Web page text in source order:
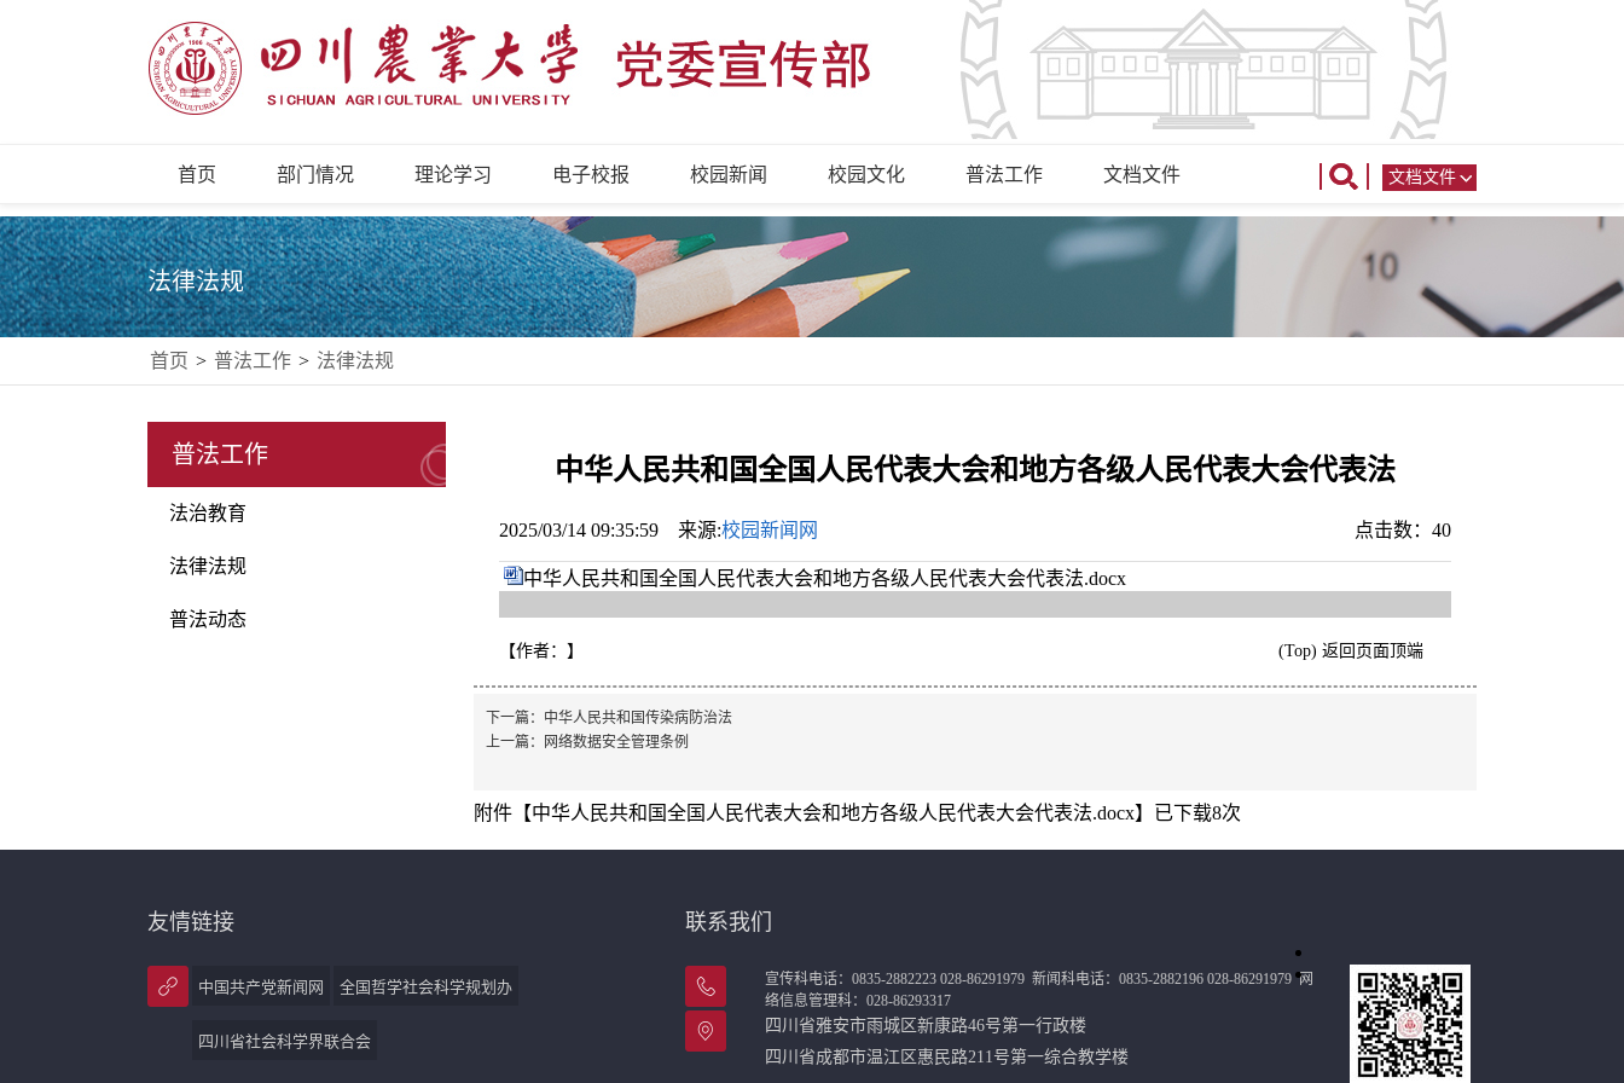
首页 部门情况 理论学习 电子校报 校园新闻 校园文化 普法工作 文档文件 文档文件
法律法规
首页 > 普法工作 > 法律法规
普法工作
法治教育
法律法规
普法动态
中华人民共和国全国人民代表大会和地方各级人民代表大会代表法
点击数：40
2025/03/14 09:35:59 来源:校园新闻网
中华人民共和国全国人民代表大会和地方各级人民代表大会代表法.docx
【作者： 】 (Top) 返回页面顶端
下一篇： 中华人民共和国传染病防治法
上一篇：
网络数据安全管理条例
附件【中华人民共和国全国人民代表大会和地方各级人民代表大会代表法.docx】已下载8次
友情链接
中国共产党新闻网 全国哲学社会科学规划办
四川省社会科学界联合会
联系我们
宣传科电话：0835-2882223 028-86291979 新闻科电话：0835-2882196 028-86291979网
络信息管理科：028-86293317
四川省雅安市雨城区新康路46号第一行政楼
四川省成都市温江区惠民路211号第一综合教学楼